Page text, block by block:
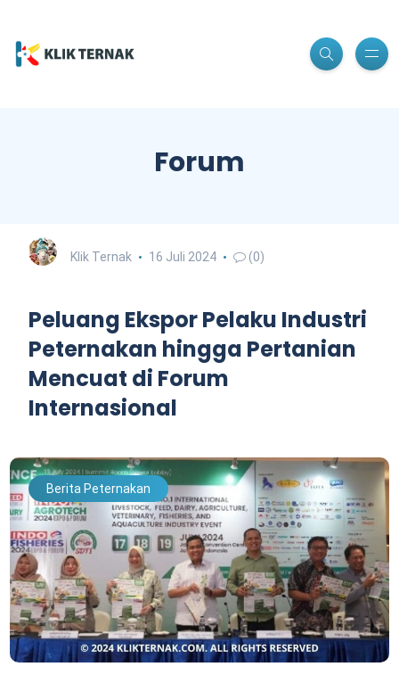
Forum
Klik Ternak 16 Juli 2024 (0)
Peluang Ekspor Pelaku Industri
Peternakan hingga Pertanian
Mencuat di Forum
Internasional
Berita Peternakan